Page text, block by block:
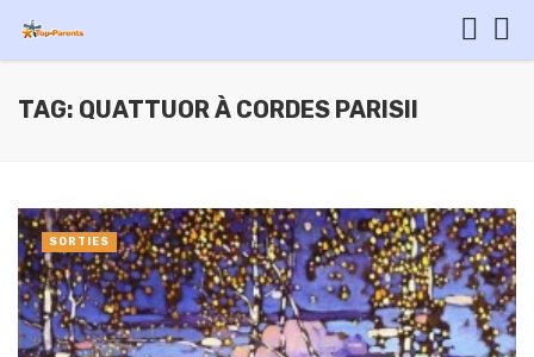
TAG: QUATTUOR À CORDES PARISII
SORTIES